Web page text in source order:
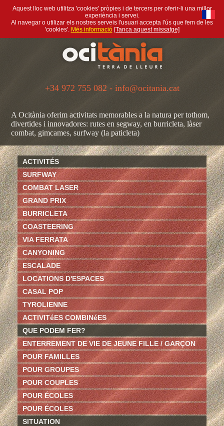
Aquest lloc web utilitza 'cookies' pròpies i de tercers per oferir-li una millor
experiència i servei.
Al navegar o utilizar els nostres serveis l'usuari accepta l'ús que fem de les
'cookies'. Més informació [Tanca aquest missatge]
+34 972 755 082 - info@ocitania.cat
A Ocitània oferim activitats memorables a la natura per tothom,
divertides i innovadores: rutes en segway, en burricleta, làser
combat, gimcames, surfway (la paticleta)
ACTIVITÉS
SURFWAY
COMBAT LASER
GRAND PRIX
BURRICLETA
COASTEERING
VIA FERRATA
CANYONING
ESCALADE
LOCATIONS D'ESPACES
CASAL POP
TYROLIENNE
ACTIVITéES COMBINéES
QUE PODEM FER?
ENTERREMENT DE VIE DE JEUNE FILLE / GARÇON
POUR FAMILLES
POUR GROUPES
POUR COUPLES
POUR ÉCOLES
POUR ÉCOLES
SITUATION